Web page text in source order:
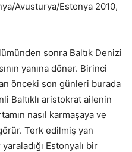
Avusturya/Estonya 2010,
sonra Baltık Denizi
yanına döner. Birinci
önceki son günleri burada
Baltıklı aristokrat ailenin
nasıl karmaşaya ve
Terk edilmiş yan
Estonyalı bir